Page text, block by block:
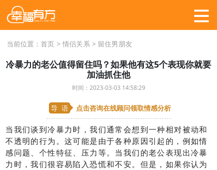
当前位置： 首页 > 情侣关系 > 留住男朋友
冷暴力的老公值得留住吗？如果他有这5个表现你就要
加油抓住他
时间：2023-03-03 14:58:29
导 语 点击咨询在线顾问领取情感分析
当我们谈到冷暴力时，我们通常会想到一种相对被动和
不透明的行为。这可能是由于各种原因引起的，例如情
感问题、个性特征、压力等。当我们的老公表现出冷暴
力时，我们很容易陷入恐慌和不安。但是，如果你认为